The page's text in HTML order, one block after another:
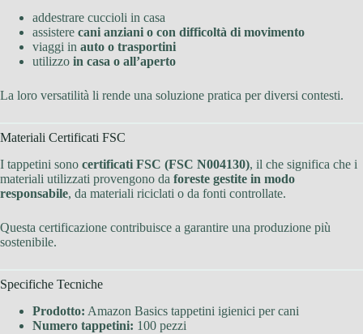
addestrare cuccioli in casa
assistere cani anziani o con difficoltà di movimento
viaggi in auto o trasportini
utilizzo in casa o all’aperto
La loro versatilità li rende una soluzione pratica per diversi contesti.
Materiali Certificati FSC
I tappetini sono certificati FSC (FSC N004130), il che significa che i
materiali utilizzati provengono da foreste gestite in modo
responsabile, da materiali riciclati o da fonti controllate.
Questa certificazione contribuisce a garantire una produzione più
sostenibile.
Specifiche Tecniche
Prodotto: Amazon Basics tappetini igienici per cani
Numero tappetini: 100 pezzi